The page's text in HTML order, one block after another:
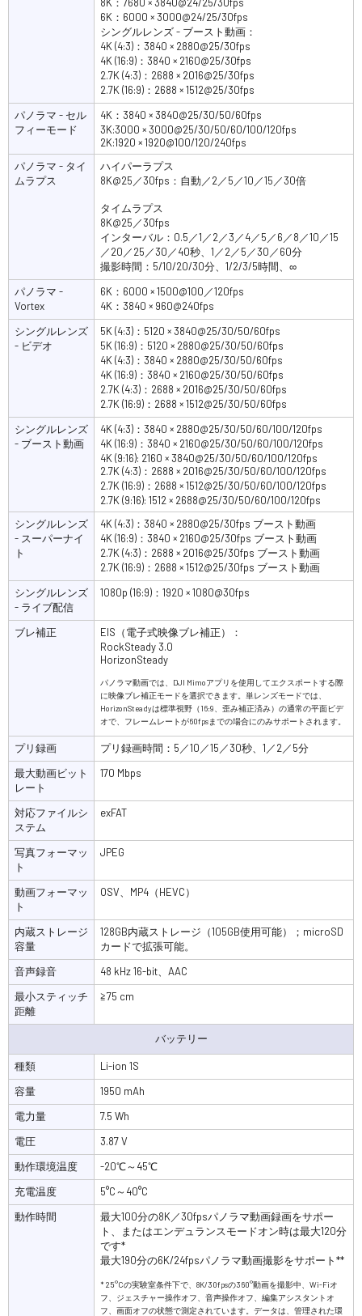
6K：6000 × 3000@24/25/30fps
シングルレンズ - ブースト動画：
4K (4:3)：3840 × 2880@25/30fps
4K (16:9)：3840 × 2160@25/30fps
2.7K (4:3)：2688 × 2016@25/30fps
2.7K (16:9)：2688 × 1512@25/30fps
パノラマ - セル
フィーモード
4K：3840 × 3840@25/30/50/60fps
3K:3000 × 3000@25/30/50/60/100/120fps
2K:1920 × 1920@100/120/240fps
パノラマ - タイ
ムラプス
ハイパーラプス
8K@25／30fps：自動／2／5／10／15／30倍
タイムラプス
8K@25／30fps
インターバル：0.5／1／2／3／4／5／6／8／10／15
／20／25／30／40秒、1／2／5／30／60分
撮影時間：5/10/20/30分、1/2/3/5時間、∞
パノラマ -
Vortex
6K：6000 × 1500@100／120fps
4K：3840 × 960@240fps
シングルレンズ
- ビデオ
5K (4:3)：5120 × 3840@25/30/50/60fps
5K (16:9)：5120 × 2880@25/30/50/60fps
4K (4:3)：3840 × 2880@25/30/50/60fps
4K (16:9)：3840 × 2160@25/30/50/60fps
2.7K (4:3)：2688 × 2016@25/30/50/60fps
2.7K (16:9)：2688 × 1512@25/30/50/60fps
シングルレンズ
- ブースト動画
4K (4:3)：3840 × 2880@25/30/50/60/100/120fps
4K (16:9)：3840 × 2160@25/30/50/60/100/120fps
4K (9:16): 2160 × 3840@25/30/50/60/100/120fps
2.7K (4:3)：2688 × 2016@25/30/50/60/100/120fps
2.7K (16:9)：2688 × 1512@25/30/50/60/100/120fps
2.7K (9:16): 1512 × 2688@25/30/50/60/100/120fps
シングルレンズ
- スーパーナイ
ト
4K (4:3)：3840 × 2880@25/30fps ブースト動画
4K (16:9)：3840 × 2160@25/30fps ブースト動画
2.7K (4:3)：2688 × 2016@25/30fps ブースト動画
2.7K (16:9)：2688 × 1512@25/30fps ブースト動画
シングルレンズ
- ライブ配信
1080p (16:9)：1920 × 1080@30fps
ブレ補正
EIS（電子式映像ブレ補正）：
RockSteady 3.0
HorizonSteady
パノラマ動画では、DJI Mimoアプリを使用してエクスポートする際
に映像ブレ補正モードを選択できます。単レンズモードでは、
HorizonSteadyは標準視野（16:9、歪み補正済み）の通常の平面ビデ
オで、フレームレートが60fpsまでの場合にのみサポートされます。
プリ録画
プリ録画時間：5／10／15／30秒、1／2／5分
最大動画ビット
レート
170 Mbps
対応ファイルシ
ステム
exFAT
写真フォーマッ
ト
JPEG
動画フォーマッ
ト
OSV、MP4（HEVC）
内蔵ストレージ
容量
128GB内蔵ストレージ（105GB使用可能）；microSD
カードで拡張可能。
音声録音
48 kHz 16-bit、AAC
最小スティッチ
距離
≧75 cm
バッテリー
種類
Li-ion 1S
容量
1950 mAh
電力量
7.5 Wh
電圧
3.87 V
動作環境温度
-20℃～45℃
充電温度
5°C～40°C
動作時間
最大100分の8K／30fpsパノラマ動画録画をサポー
ト、またはエンデュランスモードオン時は最大120分
です*
最大190分の6K/24fpsパノラマ動画撮影をサポート**
* 25°Cの実験室条件下で、8K/30fpsの360°動画を撮影中、Wi-Fiオ
フ、ジェスチャー操作オフ、音声操作オフ、編集アシスタントオ
フ、画面オフの状態で測定されています。データは、管理された環